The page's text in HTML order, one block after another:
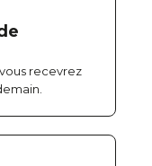
recevrez